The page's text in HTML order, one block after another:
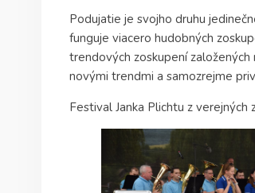
Podujatie je svojho druhu
funguje viacero hudobných
trendových zoskupení
novými trendmi a samozrejme
Festival Janka Plichtu z